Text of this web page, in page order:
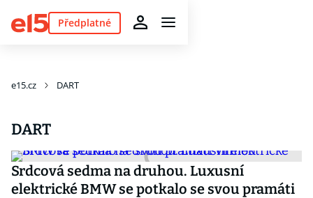
Předplatné
e15.cz DART
DART
Srdcová sedma na druhou. Luxusní
elektrické BMW se potkalo se svou pramáti